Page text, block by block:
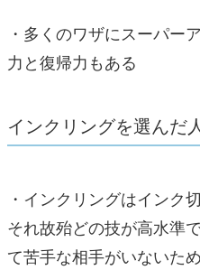
・多くのワザにスーパー
力と復帰力もある
インクリングを選んだ
・インクリングはインク
それ故殆どの技が高水準
て苦手な相手がいないため